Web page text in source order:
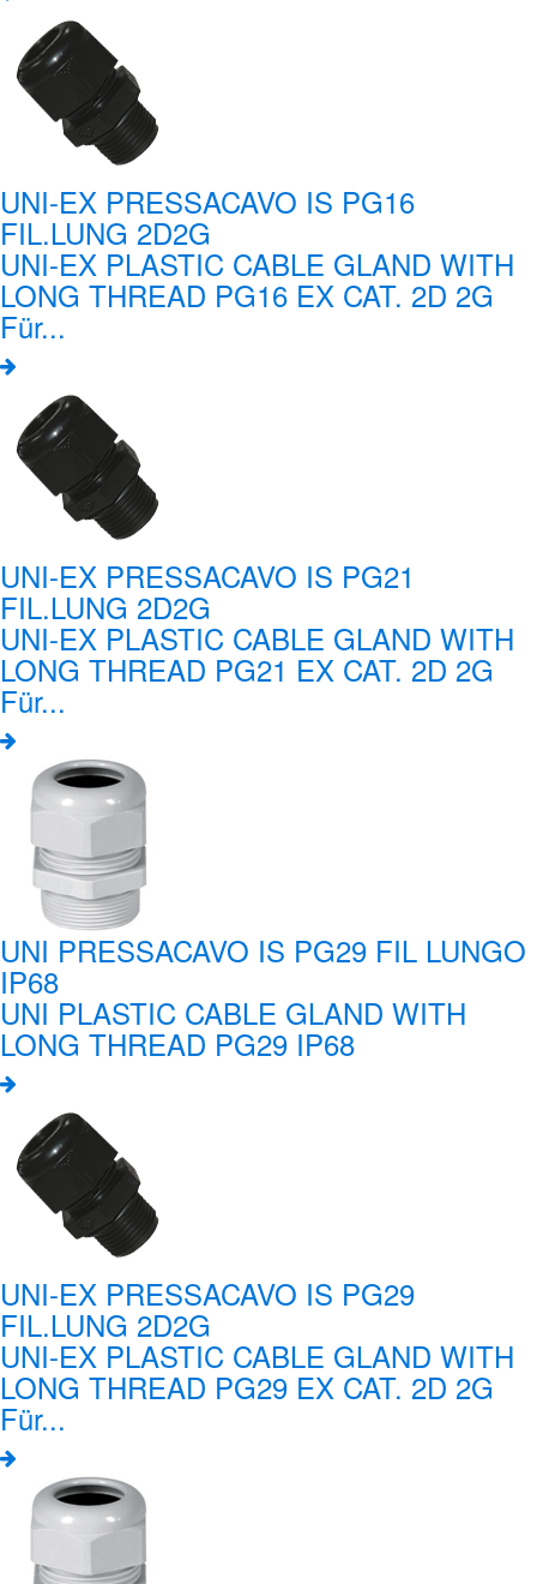
UNI-EX PRESSACAVO IS PG16
FIL.LUNG 2D2G
UNI-EX PLASTIC CABLE GLAND WITH
LONG THREAD PG16 EX CAT. 2D 2G
Für...
UNI-EX PRESSACAVO IS PG21
FIL.LUNG 2D2G
UNI-EX PLASTIC CABLE GLAND WITH
LONG THREAD PG21 EX CAT. 2D 2G
Für...
UNI PRESSACAVO IS PG29 FIL LUNGO
IP68
UNI PLASTIC CABLE GLAND WITH
LONG THREAD PG29 IP68
UNI-EX PRESSACAVO IS PG29
FIL.LUNG 2D2G
UNI-EX PLASTIC CABLE GLAND WITH
LONG THREAD PG29 EX CAT. 2D 2G
Für...